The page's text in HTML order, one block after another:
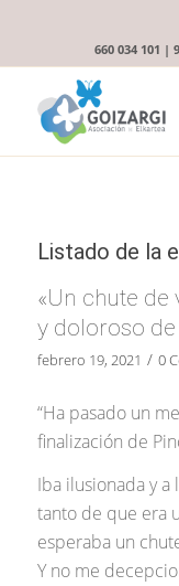
660 034 101 |
Listado de la
«Un chute de
y doloroso
febrero 19, 2021 / 0
“Ha pasado un
finalización de
Iba ilusionada y
tanto de que era
esperaba un
Y no me